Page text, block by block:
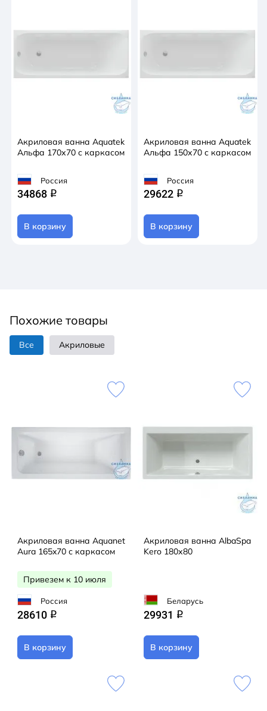
Акриловая ванна Aquatek
Альфа 170х70 с каркасом
Россия
34868 q
В корзину
Акриловая ванна Aquatek
Альфа 150х70 с каркасом
Россия
29622 q
В корзину
Похожие товары
Все Акриловые
Акриловая ванна Aquanet
Aura 165x70 с каркасом
Привезем к 10 июля
Россия
28610 q
В корзину
Акриловая ванна AlbaSpa
Kero 180х80
Беларусь
29931 q
В корзину